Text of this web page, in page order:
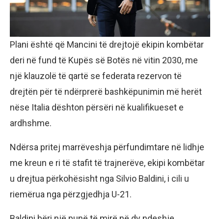
Plani është që Mancini të drejtojë ekipin kombëtar
deri në fund të Kupës së Botës në vitin 2030, me
një klauzolë të qartë se federata rezervon të
drejtën për të ndërprerë bashkëpunimin më herët
nëse Italia dështon përsëri në kualifikueset e
ardhshme.
Ndërsa pritej marrëveshja përfundimtare në lidhje
me kreun e ri të stafit të trajnerëve, ekipi kombëtar
u drejtua përkohësisht nga Silvio Baldini, i cili u
riemërua nga përzgjedhja U-21.